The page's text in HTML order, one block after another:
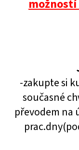
možností
-zakupte si
současné
převodem na